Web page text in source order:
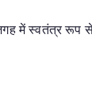
में स्वतंत्र रूप